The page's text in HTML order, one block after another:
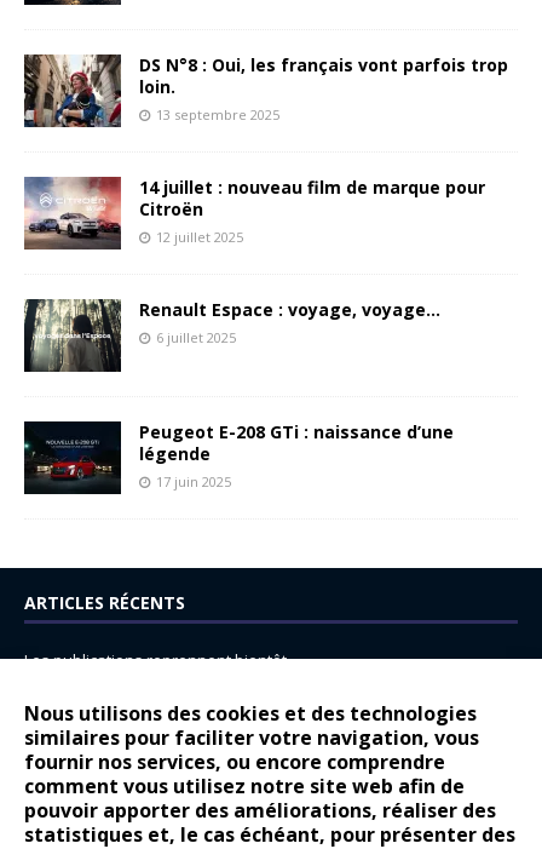
Nous utilisons des cookies et des technologies
similaires pour faciliter votre navigation, vous
fournir nos services, ou encore comprendre
comment vous utilisez notre site web afin de
pouvoir apporter des améliorations, réaliser des
statistiques et, le cas échéant, pour présenter des
DS N°8 : Oui, les français vont parfois trop
loin.
13 septembre 2025
14 juillet : nouveau film de marque pour
Citroën
12 juillet 2025
Renault Espace : voyage, voyage…
6 juillet 2025
Peugeot E-208 GTi : naissance d’une
légende
17 juin 2025
ARTICLES RÉCENTS
Les publications reprennent bientôt…
14 juillet : nouveau film de marque pour Citroën
Renault Espace : voyage, voyage…
Peugeot E-208 GTi : naissance d’une légende